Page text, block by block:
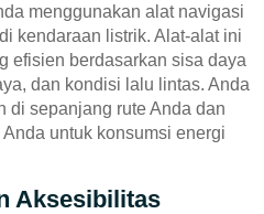
menggunakan alat navigasi
kendaraan listrik. Alat-alat ini
efisien berdasarkan sisa daya
dan kondisi lalu lintas. Anda
di sepanjang rute Anda dan
untuk konsumsi energi
Aksesibilitas